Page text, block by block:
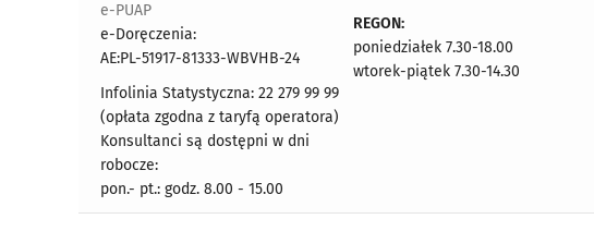
e-PUAP
e-Doręczenia:
AE:PL-51917-81333-WBVHB-24
Infolinia Statystyczna: 22 279 99 99
(opłata zgodna z taryfą operatora)
Konsultanci są dostępni w dni
robocze:
pon.- pt.: godz. 8.00 - 15.00
REGON:
poniedziałek 7.30-18.00
wtorek-piątek 7.30-14.30